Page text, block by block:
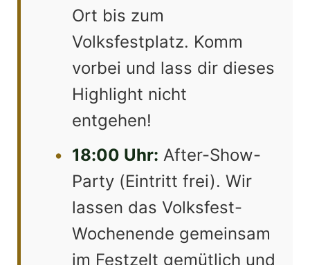
Ort bis zum
Volksfestplatz. Komm
vorbei und lass dir dieses
Highlight nicht
entgehen!
• 18:00 Uhr: After-Show-
Party (Eintritt frei). Wir
lassen das Volksfest-
Wochenende gemeinsam
im Festzelt gemütlich und